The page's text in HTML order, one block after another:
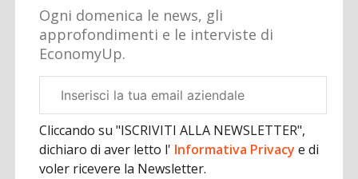
Ogni domenica le news, gli
approfondimenti e le interviste di
EconomyUp.
aziendale
Cliccando su "ISCRIVITI ALLA NEWSLETTER",
dichiaro di aver letto l' Informativa Privacye di
voler ricevere la Newsletter.